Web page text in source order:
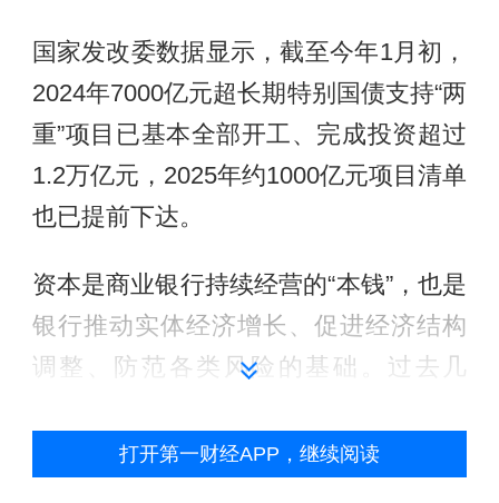
国家发改委数据显示，截至今年1月初，
2024年7000亿元超长期特别国债支持“两
重”项目已基本全部开工、完成投资超过
1.2万亿元，2025年约1000亿元项目清单
也已提前下达。
资本是商业银行持续经营的“本钱”，也是
银行推动实体经济增长、促进经济结构
调整、防范各类风险的基础。过去几
了补充。为了提升银行的稳健经营能
打开第一财经APP，继续阅读